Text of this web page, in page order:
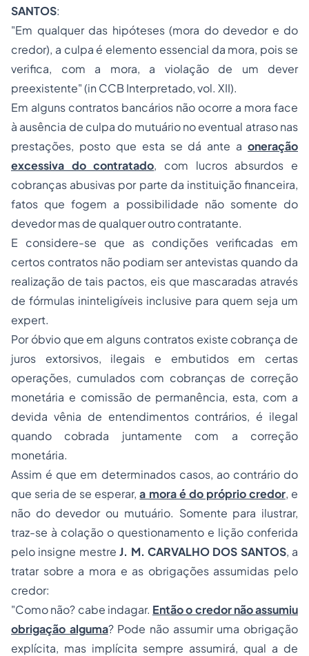
SANTOS:
"Em qualquer das hipóteses (mora do devedor e do
credor), a culpa é elemento essencial da mora, pois se
verifica, com a mora, a violação de um dever
preexistente" (in CCB Interpretado, vol. XII).
Em alguns contratos bancários não ocorre a mora face
à ausência de culpa do mutuário no eventual atraso nas
prestações, posto que esta se dá ante a oneração
excessiva do contratado, com lucros absurdos e
cobranças abusivas por parte da instituição financeira,
fatos que fogem a possibilidade não somente do
devedor mas de qualquer outro contratante.
E considere-se que as condições verificadas em
certos contratos não podiam ser antevistas quando da
realização de tais pactos, eis que mascaradas através
de fórmulas ininteligíveis inclusive para quem seja um
expert.
Por óbvio que em alguns contratos existe cobrança de
juros extorsivos, ilegais e embutidos em certas
operações, cumulados com cobranças de correção
monetária e comissão de permanência, esta, com a
devida vênia de entendimentos contrários, é ilegal
quando cobrada juntamente com a correção
monetária.
Assim é que em determinados casos, ao contrário do
que seria de se esperar,a mora é do próprio credor, e
não do devedor ou mutuário. Somente para ilustrar,
traz-se à colação o questionamento e lição conferida
pelo insigne mestreJ. M. CARVALHO DOS SANTOS, a
tratar sobre a mora e as obrigações assumidas pelo
credor:
"Como não? cabe indagar. Então o credor não assumiu
obrigação alguma? Pode não assumir uma obrigação
explícita, mas implícita sempre assumirá, qual a de